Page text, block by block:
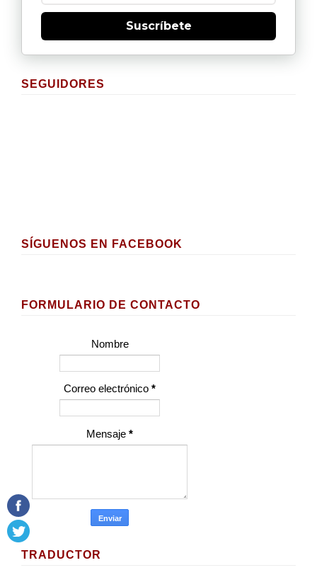
Suscríbete
SEGUIDORES
SÍGUENOS EN FACEBOOK
FORMULARIO DE CONTACTO
Nombre
Correo electrónico *
Mensaje *
TRADUCTOR